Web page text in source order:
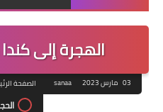
الهجرة إلى كندا
03 مارس 2023 sanaa الصفحة